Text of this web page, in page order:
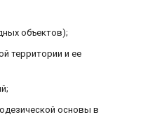
объектов);
территории и ее
основы в